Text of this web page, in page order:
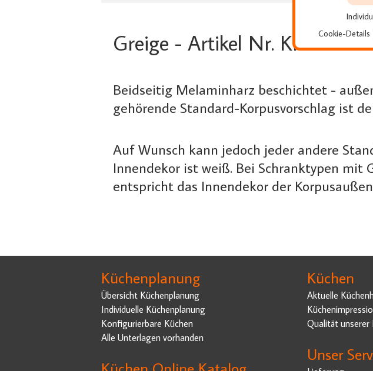
Greige - Artikel Nr. KPBK127
Beidseitig Melaminharz beschichtet -
gehörende Standard-Korpusvorschlag ist
Auf Wunsch kann jedoch jeder andere
Innendekor ist weiß. Bei Schranktypen mit
entspricht das Innendekor der
Küchenplanung
Übersicht Küchenplanung
Individuelle Küchenplanung
Konfigurierbare Küchen
Alle Unterlagen vorhanden
Küchen
Aktuelle
Qualität unserer
Unser
Cookie-Details